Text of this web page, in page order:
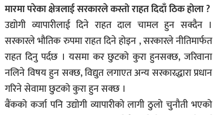
मारमा परेका क्षेत्रलाई सरकारले कस्तो राहत दिदाँ ठिक होला ?
उद्योगी व्यापारीलाई दिने राहत दाल चामल हुन सक्दैन ।
सरकारले भौतिक रुपमा राहत दिने होइन , सरकारले नीतिमार्फत
राहत दिनु पर्दछ । यसमा कर छुटको कुरा हुनसक्छ, जरिवाना
नलिने विषय हुन सक्छ, विद्युत लगाएत अन्य सरकारद्धारा प्रधान
गरिने सेवामा छुटको कुरा हुन सक्छ ।
बैंकको कर्जा पनि उद्योगी व्यापारीको लागी ठुलो चुनौती भएको